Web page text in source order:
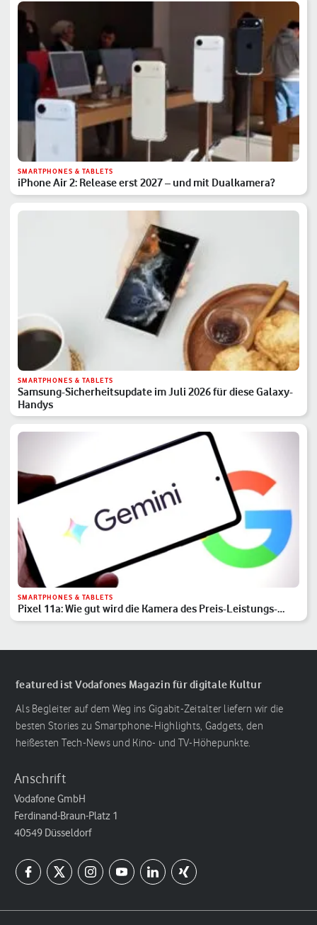
SMARTPHONES & TABLETS
iPhone Air 2: Release erst 2027 – und mit Dualkamera?
SMARTPHONES & TABLETS
Samsung-Sicherheitsupdate im Juli 2026 für diese Galaxy-
Handys
SMARTPHONES & TABLETS
Pixel 11a: Wie gut wird die Kamera des Preis-Leistungs-
Hits?
featured ist Vodafones Magazin für digitale Kultur
Als Begleiter auf dem Weg ins Gigabit-Zeitalter liefern wir die
besten Stories zu Smartphone-Highlights, Gadgets, den
heißesten Tech-News und Kino- und TV-Höhepunkte.
Anschrift
Vodafone GmbH
Ferdinand-Braun-Platz 1
40549 Düsseldorf